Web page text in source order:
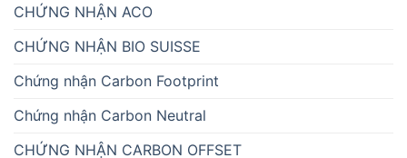
CHỨNG NHẬN ACO
CHỨNG NHẬN BIO SUISSE
Chứng nhận Carbon Footprint
Chứng nhận Carbon Neutral
CHỨNG NHẬN CARBON OFFSET